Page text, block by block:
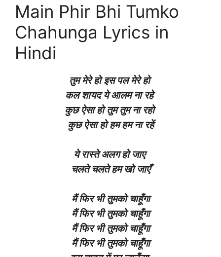
Main Phir Bhi Tumko
Chahunga Lyrics in
Hindi
तुम मेरे हो इस पल मेरे हो
कल शायद ये आलम ना रहे
कुछ ऐसा हो तुम तुम ना रहो
कुछ ऐसा हो हम हम ना रहें
ये रास्ते अलग हो जाए
चलते चलते हम खो जाएँ
मैं फिर भी तुमको चाहूँगा
मैं फिर भी तुमको चाहूँगा
मैं फिर भी तुमको चाहूँगा
मैं फिर भी तुमको चाहूँगा